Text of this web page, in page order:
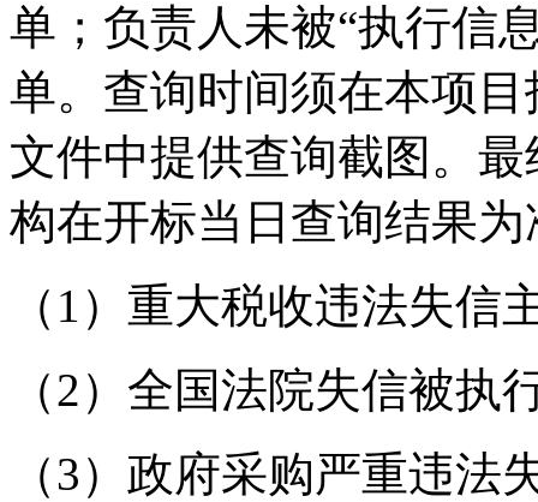
单；负责人未被“执行信
单。查询时间须在本项
文件中提供查询截图。
构在开标当日查询结果
（1）重大税收违法失信
（2）全国法院失信被执
（3）政府采购严重违法